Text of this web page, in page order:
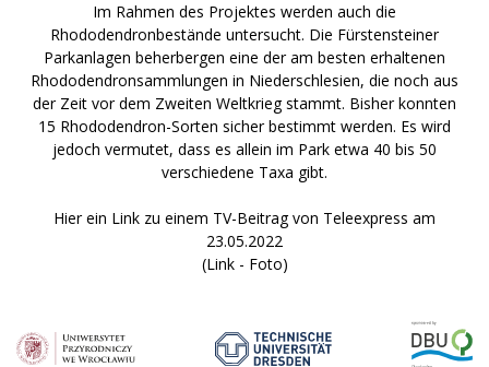
Im Rahmen des Projektes werden auch die
Rhododendronbestände untersucht. Die Fürstensteiner
Parkanlagen beherbergen eine der am besten erhaltenen
Rhododendronsammlungen in Niederschlesien, die noch aus
der Zeit vor dem Zweiten Weltkrieg stammt. Bisher konnten
15 Rhododendron-Sorten sicher bestimmt werden. Es wird
jedoch vermutet, dass es allein im Park etwa 40 bis 50
verschiedene Taxa gibt.
Hier ein Link zu einem TV-Beitrag von Teleexpress am
23.05.2022
(Link - Foto)